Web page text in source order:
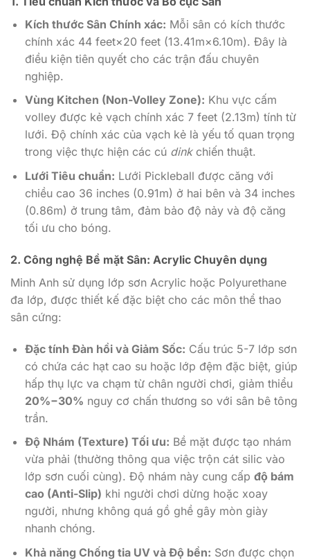
Kích thước Sân Chính xác: Mỗi sân có kích thước
chính xác 44feet×20 feet(13.41m×6.10m). Đây là
điều kiện tiên quyết cho các trận đấu chuyên
nghiệp.
Vùng Kitchen (Non-Volley Zone): Khu vực cấm
volley được kẻ vạch chính xác 7feet(2.13m) tính từ
lưới. Độ chính xác của vạch kẻ là yếu tố quan trọng
trong việc thực hiện các cú dinkchiến thuật.
Lưới Tiêu chuẩn: Lưới Pickleball được căng với
chiều cao 36 inches(0.91m) ở hai bên và 34inches
(0.86m) ở trung tâm, đảm bảo độ nảy và độ căng
tối ưu cho bóng.
2. Công nghệ Bề mặt Sân: Acrylic Chuyên dụng
Minh Anh sử dụng lớp sơn Acrylic hoặc Polyurethane
đa lớp, được thiết kế đặc biệt cho các môn thể thao
sân cứng:
Đặc tính Đàn hồi và Giảm Sốc: Cấu trúc 5-7 lớp sơn
có chứa các hạt cao su hoặc lớp đệm đặc biệt, giúp
hấp thụ lực va chạm từ chân người chơi, giảm thiểu
20%−30% nguy cơ chấn thương so với sân bê tông
trần.
Độ Nhám (Texture) Tối ưu: Bề mặt được tạo nhám
vừa phải (thường thông qua việc trộn cát silic vào
lớp sơn cuối cùng). Độ nhám này cung cấp độ bám
cao (Anti-Slip) khi người chơi dừng hoặc xoay
người, nhưng không quá gồ ghề gây mòn giày
nhanh chóng.
Khả năng Chống tia UV và Độ bền: Sơn được chọn